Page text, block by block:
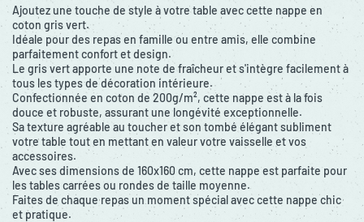
Ajoutez une touche de style à votre table avec cette nappe en
coton gris vert.
Idéale pour des repas en famille ou entre amis, elle combine
parfaitement confort et design.
Le gris vert apporte une note de fraîcheur et s'intègre facilement à
tous les types de décoration intérieure.
Confectionnée en coton de 200g/m², cette nappe est à la fois
douce et robuste, assurant une longévité exceptionnelle.
Sa texture agréable au toucher et son tombé élégant subliment
votre table tout en mettant en valeur votre vaisselle et vos
accessoires.
Avec ses dimensions de 160x160 cm, cette nappe est parfaite pour
les tables carrées ou rondes de taille moyenne.
Faites de chaque repas un moment spécial avec cette nappe chic
et pratique.